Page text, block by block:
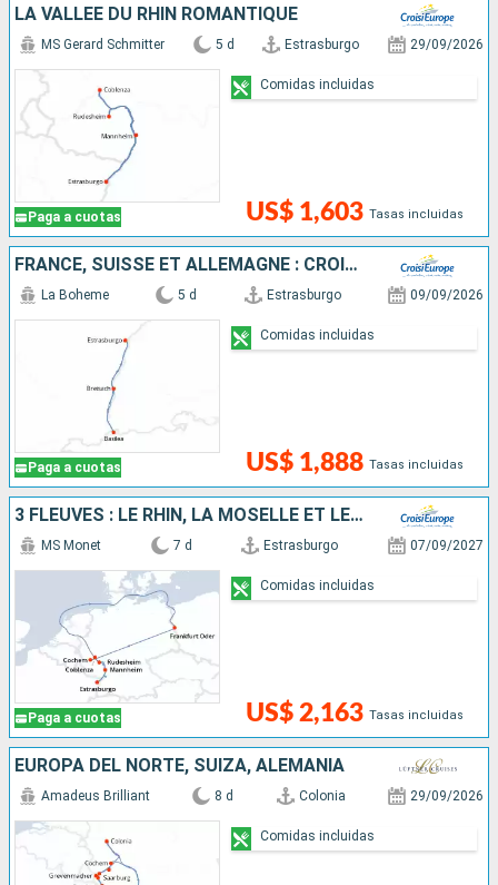
LA VALLÉE DU RHIN ROMANTIQUE
Paga a cuotas
MS Gerard Schmitter 5 d Estrasburgo 29/09/2026
US$ 1,603 Tasas incluidas
Comidas incluidas
FRANCE, SUISSE ET ALLEMAGNE : CROISIÈRE SUR LE RHIN VERS LA RÉGION DES 3 PAYS ET VOYAGE À BORD DU TRAIN "GLACIER EXPRESS"
Paga a cuotas
La Boheme 5 d Estrasburgo 09/09/2026
US$ 1,888 Tasas incluidas
Comidas incluidas
3 FLEUVES : LE RHIN, LA MOSELLE ET LE MAIN
Paga a cuotas
MS Monet 7 d Estrasburgo 07/09/2027
US$ 2,163 Tasas incluidas
Comidas incluidas
EUROPA DEL NORTE, SUIZA, ALEMANIA
Amadeus Brilliant 8 d Colonia 29/09/2026
Comidas incluidas